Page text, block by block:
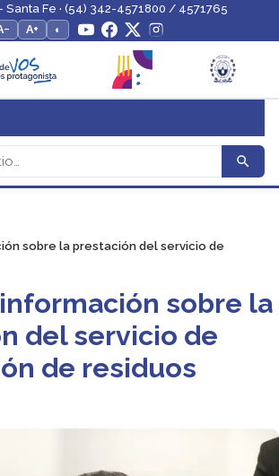
Fe · (54) 342-4571800 / 4571765
A+ ◐
sobre la prestación del servicio de
sobre la
del servicio de
de residuos